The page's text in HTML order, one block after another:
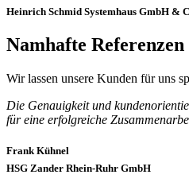
Heinrich Schmid Systemhaus GmbH &
Namhafte Referenzen
Wir lassen unsere Kunden für uns
Die Genauigkeit und
für eine erfolgreiche
Frank Kühnel
HSG Zander Rhein-Ruhr GmbH